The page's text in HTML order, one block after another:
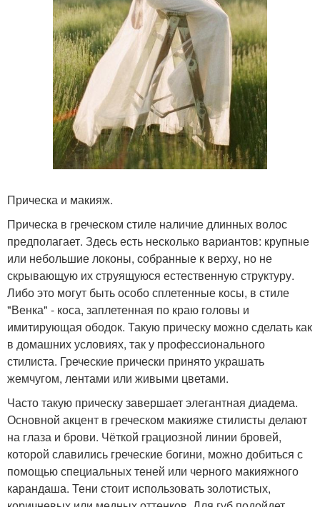
Прическа и макияж.
Прическа в греческом стиле наличие длинных волос
предполагает. Здесь есть несколько вариантов: крупные
или небольшие локоны, собранные к верху, но не
скрывающую их струящуюся естественную структуру.
Либо это могут быть особо сплетенные косы, в стиле
"Венка" - коса, заплетенная по краю головы и
имитирующая ободок. Такую прическу можно сделать как
в домашних условиях, так у профессионального
стилиста. Греческие прически принято украшать
жемчугом, лентами или живыми цветами.
Часто такую прическу завершает элегантная диадема.
Основной акцент в греческом макияже стилисты делают
на глаза и брови. Чёткой грациозной линии бровей,
которой славились греческие богини, можно добиться с
помощью специальных теней или черного макияжного
карандаша. Тени стоит использовать золотистых,